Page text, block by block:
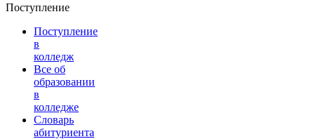
Поступление
Поступление
в
колледж
Все об
образовании
в
колледже
Словарь
абитуриента